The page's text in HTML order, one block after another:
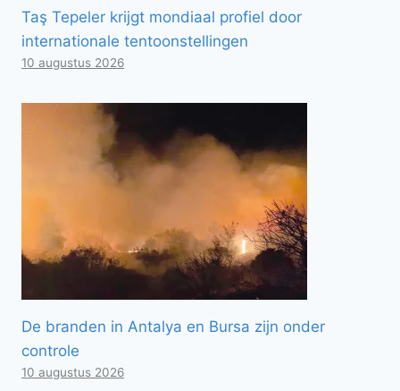
Taş Tepeler krijgt mondiaal profiel door
internationale tentoonstellingen
10 augustus 2026
De branden in Antalya en Bursa zijn onder
controle
10 augustus 2026